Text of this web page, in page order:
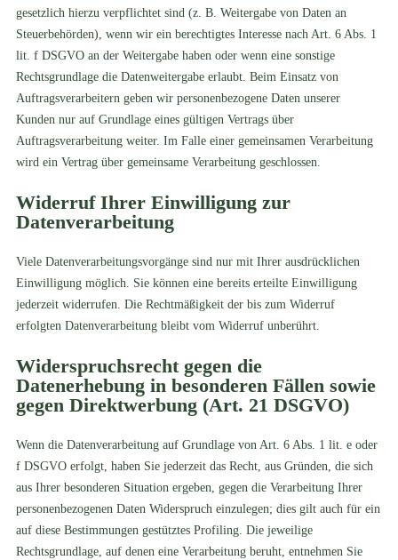
gesetzlich hierzu verpflichtet sind (z. B. Weitergabe von Daten an
Steuerbehörden), wenn wir ein berechtigtes Interesse nach Art. 6 Abs. 1
lit. f DSGVO an der Weitergabe haben oder wenn eine sonstige
Rechtsgrundlage die Datenweitergabe erlaubt. Beim Einsatz von
Auftragsverarbeitern geben wir personenbezogene Daten unserer
Kunden nur auf Grundlage eines gültigen Vertrags über
Auftragsverarbeitung weiter. Im Falle einer gemeinsamen Verarbeitung
wird ein Vertrag über gemeinsame Verarbeitung geschlossen.
Widerruf Ihrer Einwilligung zur
Datenverarbeitung
Viele Datenverarbeitungsvorgänge sind nur mit Ihrer ausdrücklichen
Einwilligung möglich. Sie können eine bereits erteilte Einwilligung
jederzeit widerrufen. Die Rechtmäßigkeit der bis zum Widerruf
erfolgten Datenverarbeitung bleibt vom Widerruf unberührt.
Widerspruchsrecht gegen die
Datenerhebung in besonderen Fällen sowie
gegen Direktwerbung (Art. 21 DSGVO)
Wenn die Datenverarbeitung auf Grundlage von Art. 6 Abs. 1 lit. e oder
f DSGVO erfolgt, haben Sie jederzeit das Recht, aus Gründen, die sich
aus Ihrer besonderen Situation ergeben, gegen die Verarbeitung Ihrer
personenbezogenen Daten Widerspruch einzulegen; dies gilt auch für ein
auf diese Bestimmungen gestütztes Profiling. Die jeweilige
Rechtsgrundlage, auf denen eine Verarbeitung beruht, entnehmen Sie